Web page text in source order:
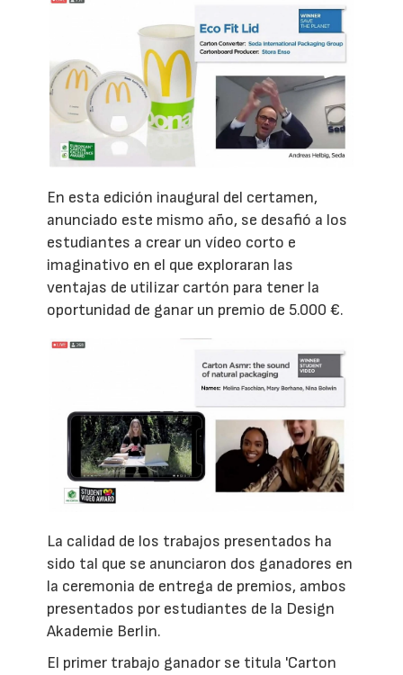
En esta edición inaugural del certamen,
anunciado este mismo año, se desafió a los
estudiantes a crear un vídeo corto e
imaginativo en el que exploraran las
ventajas de utilizar cartón para tener la
oportunidad de ganar un premio de 5.000 €.
La calidad de los trabajos presentados ha
sido tal que se anunciaron dos ganadores en
la ceremonia de entrega de premios, ambos
presentados por estudiantes de la Design
Akademie Berlin.
El primer trabajo ganador se titula 'Carton